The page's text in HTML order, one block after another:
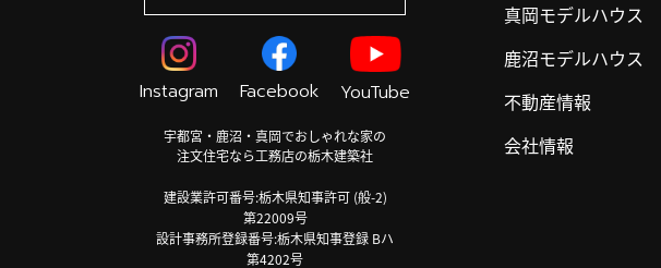
Instagram Facebook YouTube
宇都宮・鹿沼・真岡でおしゃれな家の
注文住宅なら工務店の栃木建築社
建設業許可番号:栃木県知事許可 (般-2)
第22009号
設計事務所登録番号:栃木県知事登録 Bハ
第4202号
真岡モデルハウス
鹿沼モデルハウス
不動産情報
会社情報